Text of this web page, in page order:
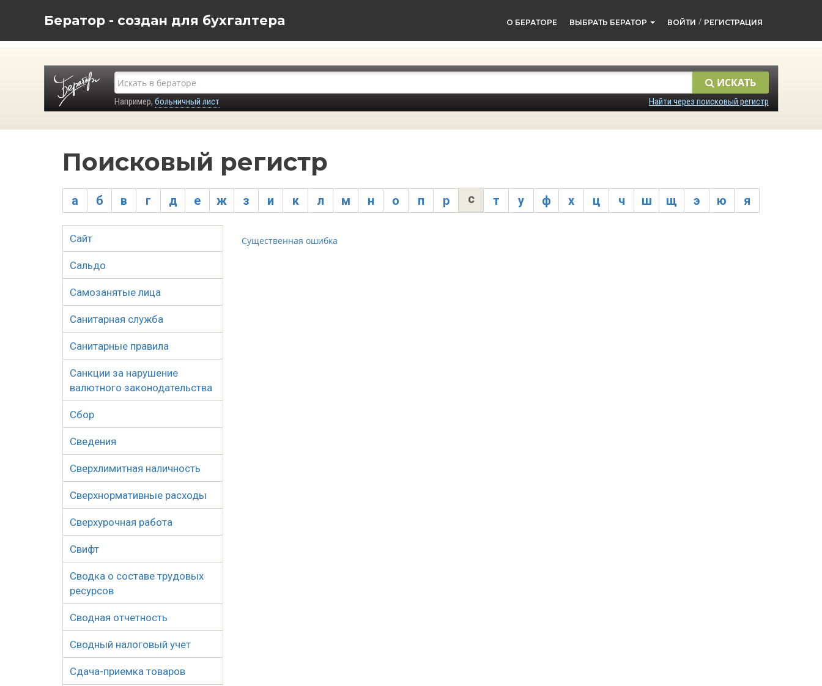
Бератор - создан для бухгалтера О БЕРАТОРЕ ВЫБРАТЬ БЕРАТОР ВОЙТИ / РЕГИСТРАЦИЯ
ИСКАТЬ
Найти через поисковый регистр
Например, больничный лист
Поисковый регистр
а б в г д е ж з и к л м н о п р с т у ф х ц ч ш щ э ю я
Сайт
Сальдо
Самозанятые лица
Санитарная служба
Санитарные правила
Санкции за нарушение
валютного законодательства
Сбор
Сведения
Сверхлимитная наличность
Сверхнормативные расходы
Сверхурочная работа
Свифт
Сводка о составе трудовых
ресурсов
Сводная отчетность
Сводный налоговый учет
Сдача-приемка товаров
Существенная ошибка